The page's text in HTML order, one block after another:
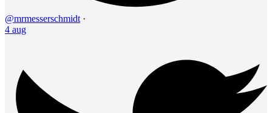
@mrmesserschmidt ·
4 aug